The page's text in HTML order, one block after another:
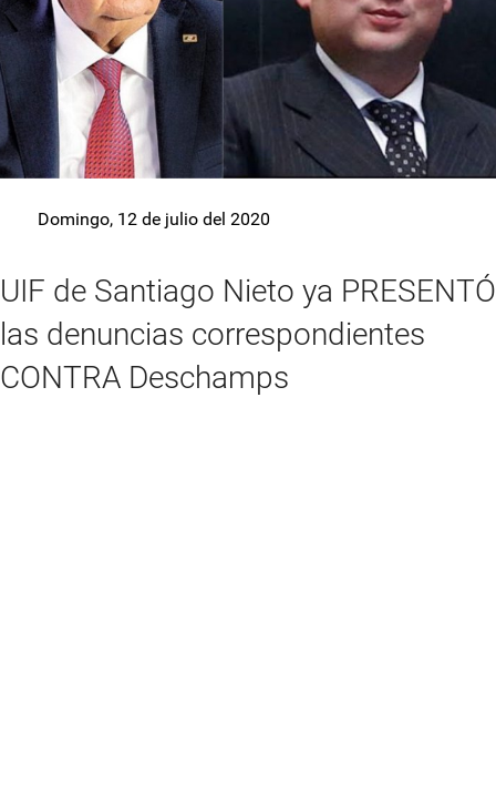
Domingo, 12 de julio del 2020
UIF de Santiago Nieto ya PRESENTÓ
las denuncias correspondientes
CONTRA Deschamps